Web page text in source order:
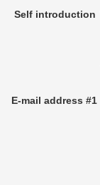
Self introduction
E-mail address #1